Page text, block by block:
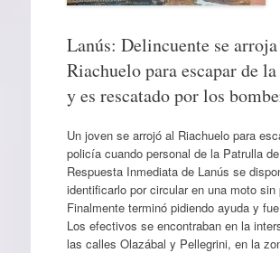
Lanús: Delincuente se
Riachuelo para escapar de
y es rescatado por los
Un joven se arrojó al Riachuelo para
policía cuando personal de la Patrulla de
Respuesta Inmediata de Lanús se
identificarlo por circular en una moto sin
Finalmente terminó pidiendo ayuda y
Los efectivos se encontraban en la
las calles Olazábal y Pellegrini, en la